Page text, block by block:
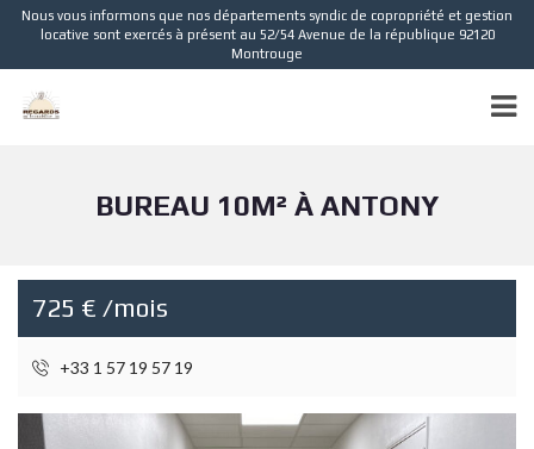
Nous vous informons que nos départements syndic de copropriété et gestion
locative sont exercés à présent au 52/54 Avenue de la république 92120
Montrouge
BUREAU 10M² À ANTONY
725 € /mois
+33 1 57 19 57 19